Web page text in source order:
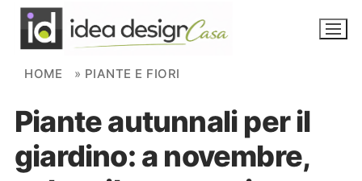
Skip to content
NOVITÀ
AMBIENTI
HOME » PIANTE E FIORI
Piante autunnali per il
giardino: a novembre,